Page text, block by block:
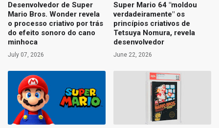
Desenvolvedor de Super
Mario Bros. Wonder revela
o processo criativo por trás
do efeito sonoro do cano
minhoca
July 07, 2026
Super Mario 64 "moldou
verdadeiramente" os
princípios criativos de
Tetsuya Nomura, revela
desenvolvedor
June 22, 2026